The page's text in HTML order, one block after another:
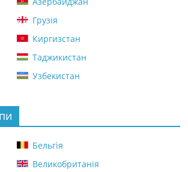
Грузія
Киргизстан
Таджикистан
Узбекистан
Бельгія
Великобританія